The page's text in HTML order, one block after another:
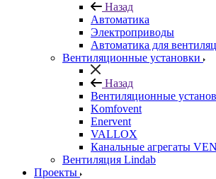
Назад
Автоматика
Электроприводы
Автоматика для
Вентиляционные установки
Назад
Вентиляционные
Komfovent
Enervent
VALLOX
Канальные агрегаты
Вентиляция Lindab
Проекты